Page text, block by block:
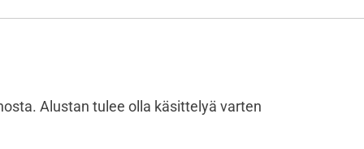
Alustan tulee olla käsittelyä varten